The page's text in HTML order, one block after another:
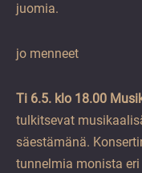
juomia.
jo menneet
Ti 6.5. klo 18.00
tulkitsevat
säestämänä.
tunnelmia monista